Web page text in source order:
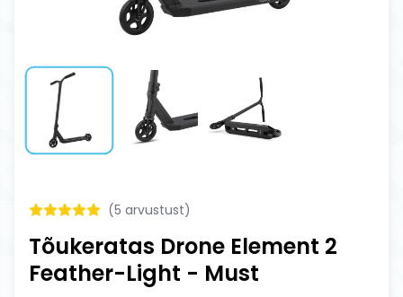
(5 arvustust)
Tõukeratas Drone Element 2
Feather-Light - Must